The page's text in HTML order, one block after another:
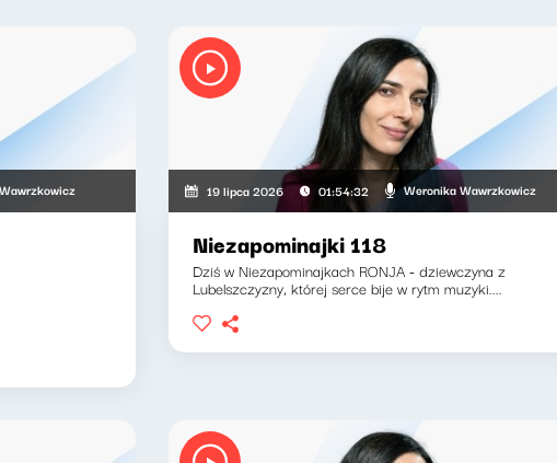
19 lipca 2026 01:54:32 Weronika Wawrzkowicz
Niezapominajki 118
Dziś w Niezapominajkach RONJA - dziewczyna z
Lubelszczyzny, której serce bije w rytm muzyki....